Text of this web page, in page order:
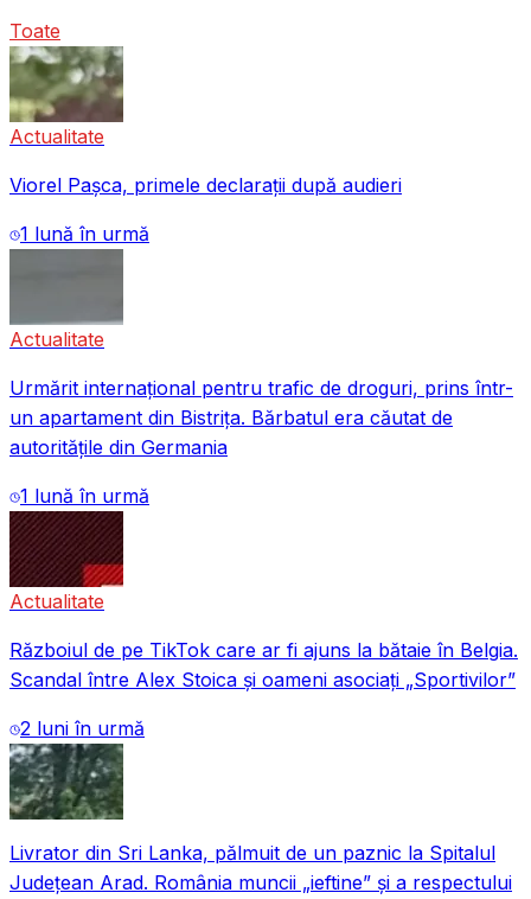
Toate
Actualitate
Viorel Pașca, primele declarații după audieri
1 lună în urmă
Actualitate
Urmărit internațional pentru trafic de droguri, prins într-
un apartament din Bistrița. Bărbatul era căutat de
autoritățile din Germania
1 lună în urmă
Actualitate
Războiul de pe TikTok care ar fi ajuns la bătaie în Belgia.
Scandal între Alex Stoica și oameni asociați „Sportivilor”
2 luni în urmă
Livrator din Sri Lanka, pălmuit de un paznic la Spitalul
Județean Arad. România muncii „ieftine” și a respectului